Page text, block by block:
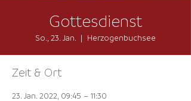
Gottesdienst
So., 23. Jan.
  |
Herzogenbuchsee
Zeit & Ort
23. Jan. 2022, 09:45 – 11:30